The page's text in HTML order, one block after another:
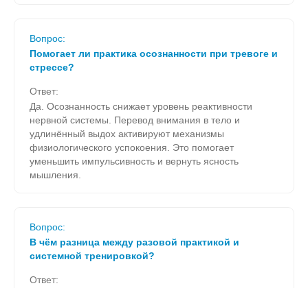
Вопрос:
Помогает ли практика осознанности при тревоге и
стрессе?
Ответ:
Да. Осознанность снижает уровень реактивности
нервной системы. Перевод внимания в тело и
удлинённый выдох активируют механизмы
физиологического успокоения. Это помогает
уменьшить импульсивность и вернуть ясность
мышления.
Вопрос:
В чём разница между разовой практикой и
системной тренировкой?
Ответ: